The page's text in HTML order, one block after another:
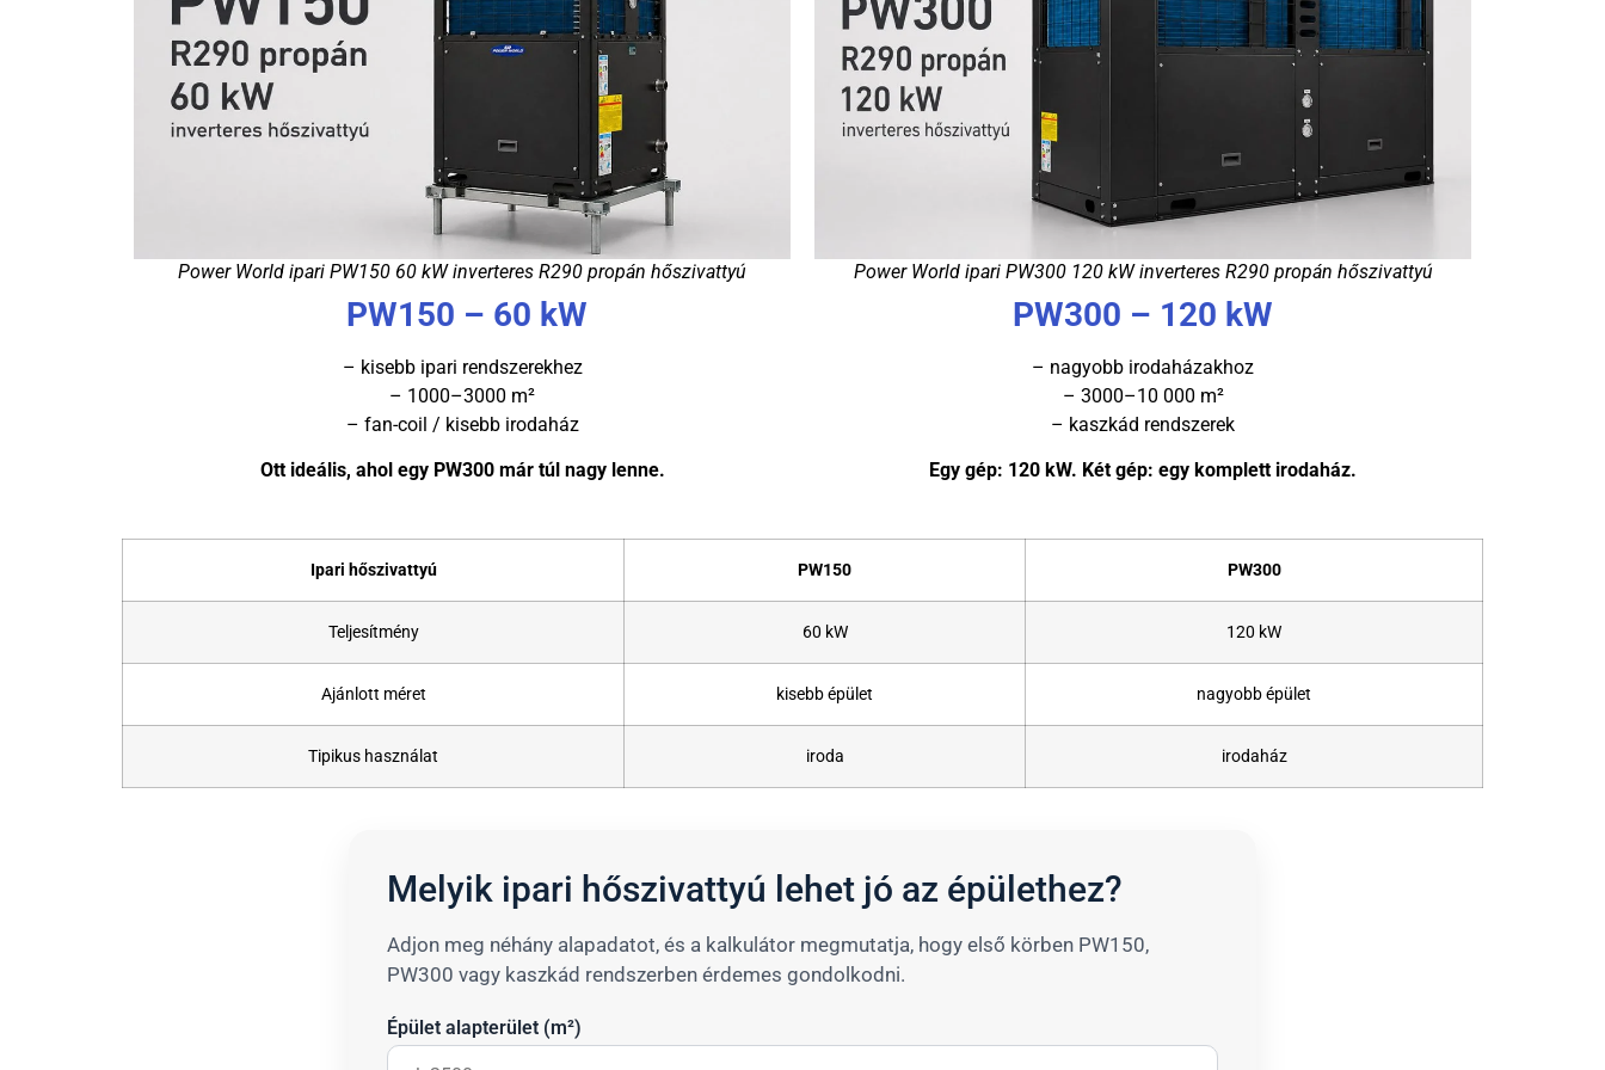
Power World ipari PW150 60 kW inverteres R290 propán hőszivattyú
PW150 – 60 kW
– kisebb ipari rendszerekhez
– 1000–3000 m²
– fan-coil / kisebb irodaház
Ott ideális, ahol egy PW300 már túl nagy lenne.
Power World ipari PW300 120 kW inverteres R290 propán hőszivattyú
PW300 – 120 kW
– nagyobb irodaházakhoz
– 3000–10 000 m²
– kaszkád rendszerek
Egy gép: 120 kW. Két gép: egy komplett irodaház.
Ipari hőszivattyú PW150 PW300
Teljesítmény 60 kW 120 kW
Ajánlott méret kisebb épület nagyobb épület
Tipikus használat iroda irodaház
Melyik ipari hőszivattyú lehet jó az épülethez?
Adjon meg néhány alapadatot, és a kalkulátor megmutatja, hogy első körben PW150,
PW300 vagy kaszkád rendszerben érdemes gondolkodni.
Épület alapterület (m²)